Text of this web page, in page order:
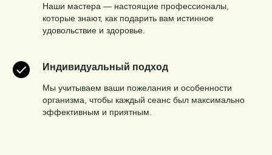
Наши мастера — настоящие профессионалы,
которые знают, как подарить вам истинное
удовольствие и здоровье.
Индивидуальный подход
Мы учитываем ваши пожелания и особенности
организма, чтобы каждый сеанс был максимально
эффективным и приятным.